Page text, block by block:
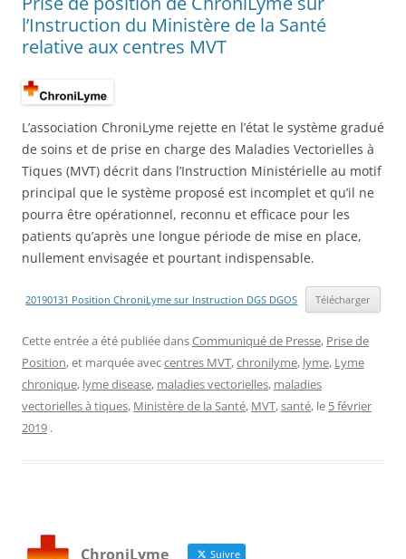
l’Instruction du Ministère de la Santé
relative aux centres MVT
L’association ChroniLyme rejette en l’état le système gradué
de soins et de prise en charge des Maladies Vectorielles à
Tiques (MVT) décrit dans l’Instruction Ministérielle au motif
principal que le système proposé est incomplet et qu’il ne
pourra être opérationnel, reconnu et efficace pour les
patients qu’après une longue période de mise en place,
nullement envisagée et pourtant indispensable.
20190131 Position ChroniLyme sur Instruction DGS DGOS Télécharger
Cette entrée a été publiée dansCommuniqué de Presse, Prise de
Position, et marquée aveccentres MVT,chronilyme, lyme, Lyme
chronique, lyme disease, maladies vectorielles, maladies
vectorielles à tiques, Ministère de la Santé, MVT,santé, le 5 février
2019 .
ChroniLyme Suivre